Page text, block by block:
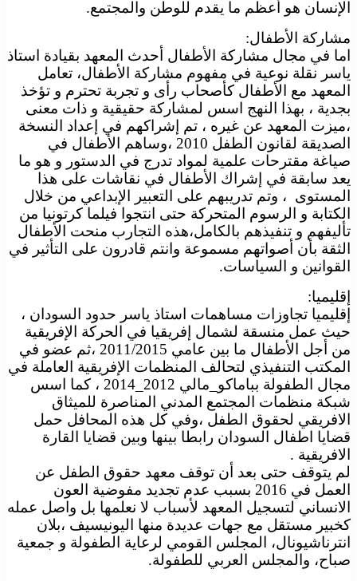
الإنسان هو أعظم ما يقدم للوطن والمجتمع.
مشاركة الأطفال:
اما في مجال مشاركة الأطفال أحدث المعهد بقيادة استاذ
ياسر نقلة نوعية في مفهوم مشاركة الأطفال، تعامل
المعهد مع الأطفال كأصحاب رأى و تجربة تحترم و تؤخذ
بجدية ، بهذا النهج اسس لمشاركة حقيقية و ذات معنى
،ميزت المعهد عن غيره ، تم إشراكهم في إعداد النسخة
الصديقة لقانون الطفل 2010 ،وساهم الأطفال في
صياغة مقترحات علمية لمواد تدرج في الدستور و هو ما
يعد سابقة في إشراك الأطفال في نقاشات على هذا
المستوى ، وتم تدريبهم على التعبير الإبداعي من خلال
الكتابة و الرسوم المتحركة حتى انتجوا فيلما كرتونيا من
تأليفهم و تنفيذهم بالكامل،هذه التجارب منحت الأطفال
الثقة بأن أصواتهم مسموعة وانتم قادرون على التأثير في
القوانين و السياسات.
إقليميا:
إقليميا تجاوزات مساهمات استاذ ياسر حدود السودان ،
حيث عمل منسقة لشمال إفريقيا في الحركة الإفريقية
من أجل الأطفال ما بين عامي 2011/2015 ،ثم عضو في
المكتب التنفيذي لتحالف المنظمات الإفريقية العاملة في
مجال الطفولة بباماكو_مالي 2012_2014 ، كما اسس
شبكة منظمات المجتمع المدني المناصرة للميثاق
الافريقي لحقوق الطفل ،وفي كل هذه المحافل حمل
قضايا اطفال السودان رابطا بينها وبين قضايا القارة
الافريقية .
لم يتوقف حتى بعد أن توقف معهد حقوق الطفل عن
العمل في 2016 بسبب عدم تجديد مفوضية العون
الانساني لتسجيل المعهد لأسباب لا نعلمها بل واصل عمله
كخبير مستقل مع جهات عديدة منها اليونيسيف ،بلان
انترناشيونال، المجلس القومي لرعاية الطفولة و جمعية
صباح، والمجلس العربي للطفولة.